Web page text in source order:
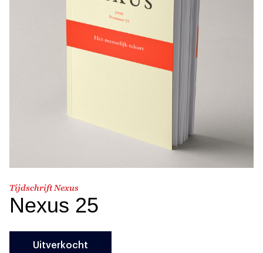
Tijdschrift Nexus
Nexus 25
Uitverkocht